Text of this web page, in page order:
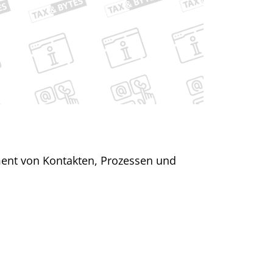
von Kontakten, Prozessen und